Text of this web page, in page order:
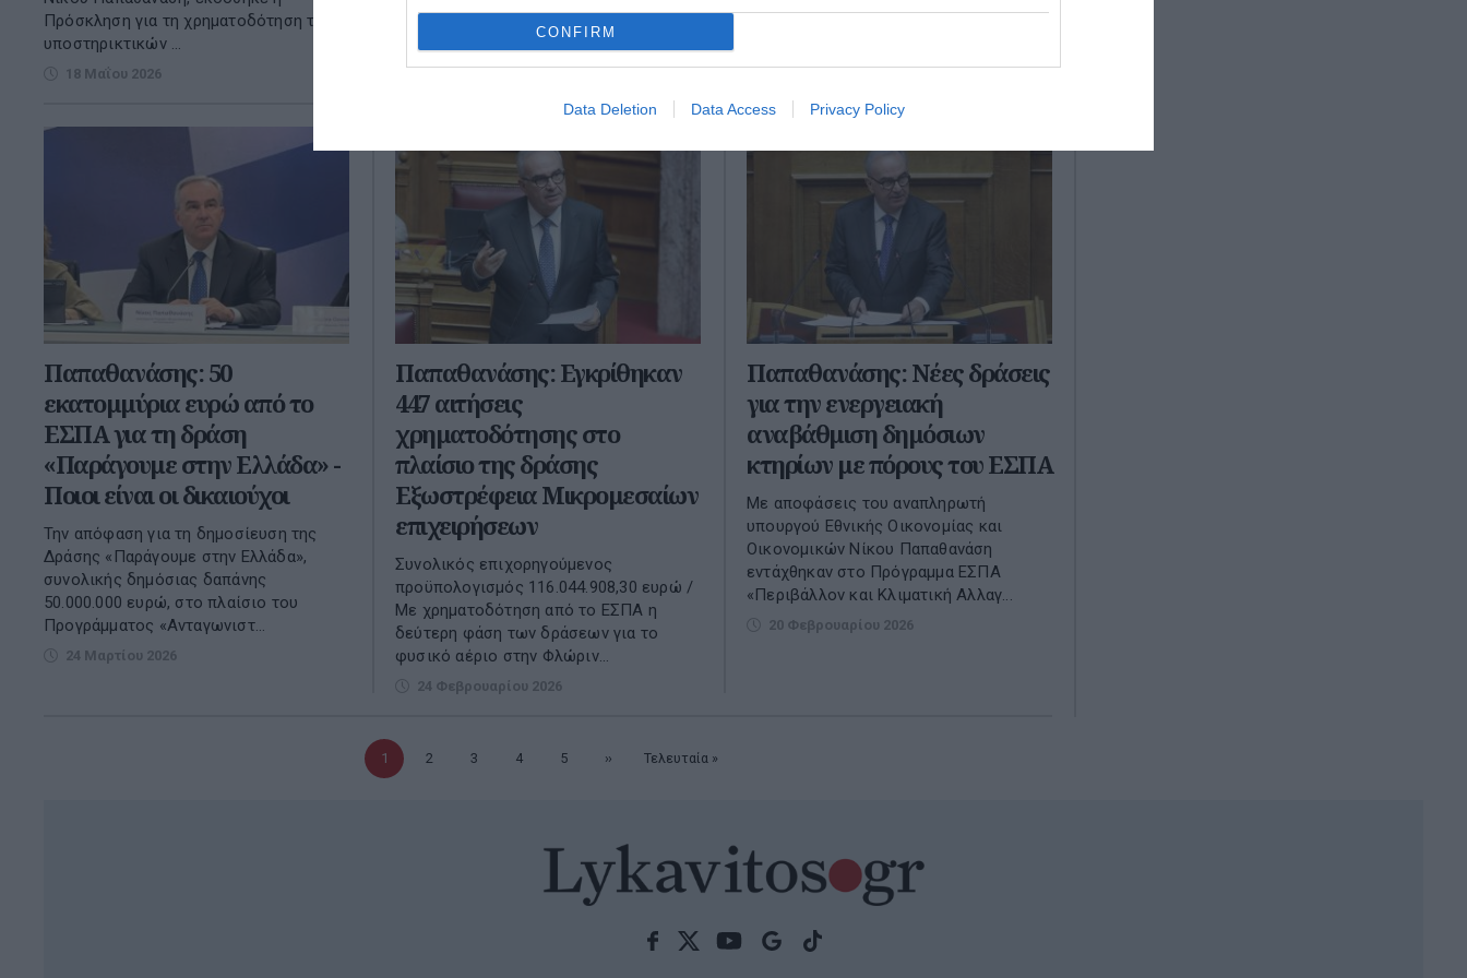
CONFIRM
Data Deletion Data Access Privacy Policy
Πρόσκληση για τη χρηματοδότηση των
υποστηρικτικών ...
18 Μαΐου 2026
των Προγραμμάτων ΕΣΠΑ της
Προγραμματικής Περιόδου...
παραγωγική...
Παπαθανάσης: 50
εκατομμύρια ευρώ από το
ΕΣΠΑ για τη δράση
«Παράγουμε στην Ελλάδα» -
Ποιοι είναι οι δικαιούχοι
Την απόφαση για τη δημοσίευση της
Δράσης «Παράγουμε στην Ελλάδα»,
συνολικής δημόσιας δαπάνης
50.000.000 ευρώ, στο πλαίσιο του
Προγράμματος «Ανταγωνιστ...
24 Μαρτίου 2026
Παπαθανάσης: Εγκρίθηκαν
447 αιτήσεις
χρηματοδότησης στο
πλαίσιο της δράσης
Εξωστρέφεια Μικρομεσαίων
επιχειρήσεων
Συνολικός επιχορηγούμενος
προϋπολογισμός 116.044.908,30 ευρώ /
Με χρηματοδότηση από το ΕΣΠΑ η
δεύτερη φάση των δράσεων για το
φυσικό αέριο στην Φλώριν...
24 Φεβρουαρίου 2026
Παπαθανάσης: Νέες δράσεις
για την ενεργειακή
αναβάθμιση δημόσιων
κτηρίων με πόρους του ΕΣΠΑ
Με αποφάσεις του αναπληρωτή
υπουργού Εθνικής Οικονομίας και
Οικονομικών Νίκου Παπαθανάση
εντάχθηκαν στο Πρόγραμμα ΕΣΠΑ
«Περιβάλλον και Κλιματική Αλλαγ...
20 Φεβρουαρίου 2026
Τρέχουσα
1 Σελίδα
2 Σελίδα
3 Σελίδα
4 Σελίδα
5 Επόμενη
›› Τελευταία
Τελευταία »